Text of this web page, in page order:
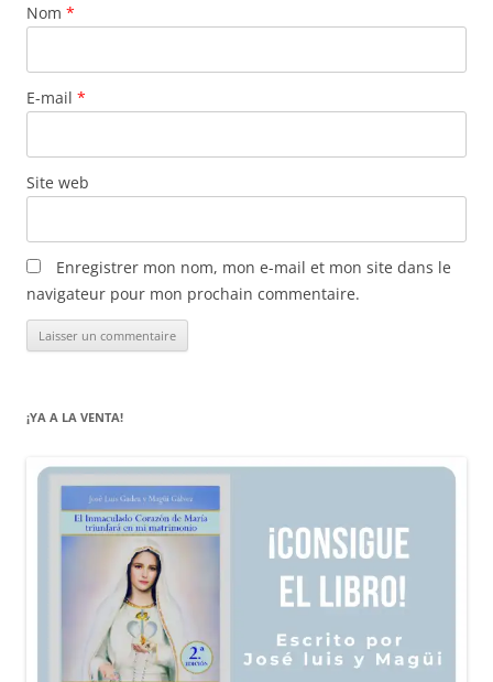
Nom *
E-mail *
Site web
Enregistrer mon nom, mon e-mail et mon site dans le
navigateur pour mon prochain commentaire.
¡YA A LA VENTA!